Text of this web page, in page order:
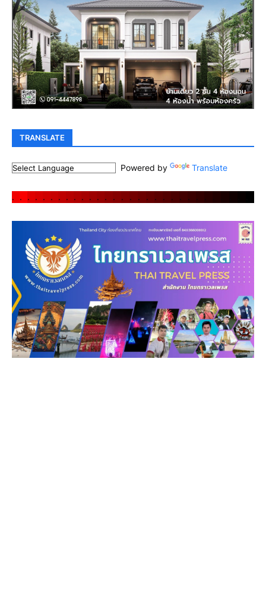
TRANSLATE
Powered by Translate
. . . . . . . . . . . . . . . . . . . . . . .